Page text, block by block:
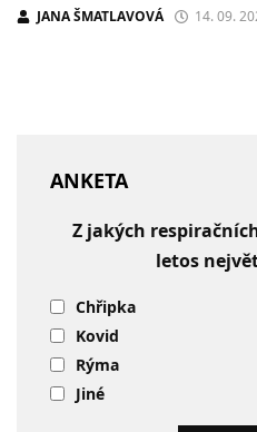
JANA ŠMATLAVOVÁ 14. 09.
ANKETA
Z jakých
letos
Chřipka
Kovid
Rýma
Jiné